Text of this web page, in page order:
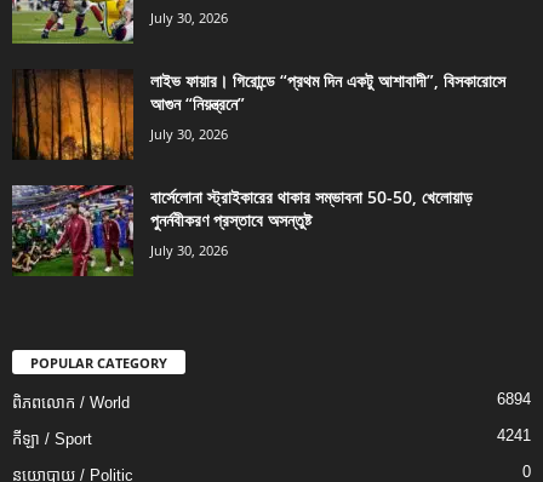
July 30, 2026
লাইভ ফায়ার। গিরোন্ডে “প্রথম দিন একটু আশাবাদী”, বিসকারোসে
আগুন “নিয়ন্ত্রনে”
July 30, 2026
বার্সেলোনা স্ট্রাইকারের থাকার সম্ভাবনা 50-50, খেলোয়াড়
পুনর্নবীকরণ প্রস্তাবে অসন্তুষ্ট
July 30, 2026
POPULAR CATEGORY
ពិភពលោក / World 6894
កីឡា / Sport 4241
នយោបាយ / Politic 0